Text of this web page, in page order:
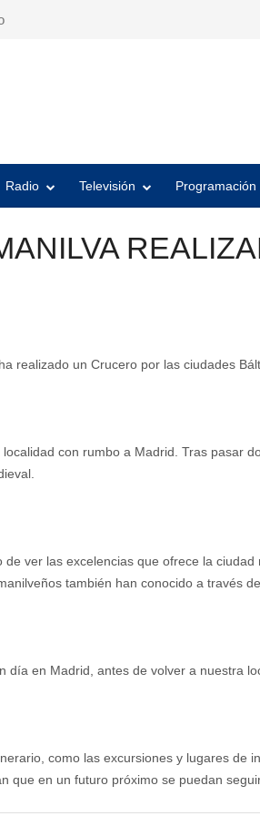
Radio Televisión
realizado un Crucero por las ciudades
con rumbo a Madrid. Tras pasar
ver las excelencias que ofrece la
también han conocido a través
día en Madrid, antes de volver a nuestra
como las excursiones y lugares
que en un futuro próximo se puedan